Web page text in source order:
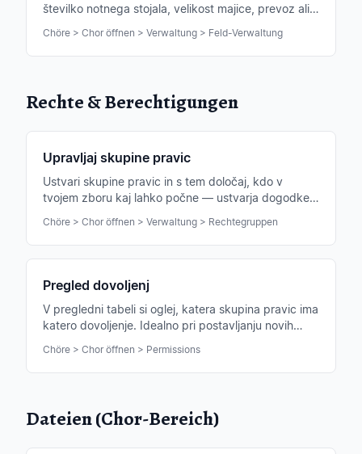
številko notnega stojala, velikost majice, prevoz ali
Chöre > Chor öffnen > Verwaltung > Feld-Verwaltung
Rechte & Berechtigungen
Upravljaj skupine pravic
Ustvari skupine pravic in s tem določaj, kdo v
tvojem zboru kaj lahko počne — ustvarja dogodke,
Chöre > Chor öffnen > Verwaltung > Rechtegruppen
Pregled dovoljenj
V pregledni tabeli si oglej, katera skupina pravic ima
katero dovoljenje. Idealno pri postavljanju novih
Chöre > Chor öffnen > Permissions
Dateien (Chor-Bereich)